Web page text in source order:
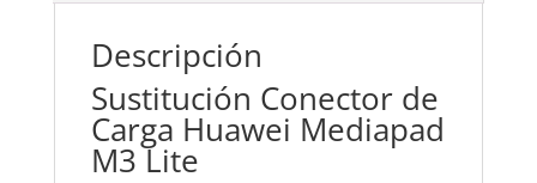
Descripción
Sustitución Conector de
Carga Huawei Mediapad
M3 Lite